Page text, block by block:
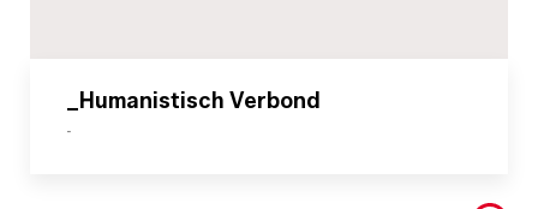
_Humanistisch Verbond
-